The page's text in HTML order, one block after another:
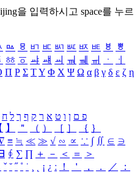
을 입력하시고 space를 누르
ㅰ ㅱ ㅲ ㅳ ㅴ ㅵ ㅶ ㅷ ㅸ
ㅹ
ㆅ ㆆ ㆇ ㆈ ㆉ ㆊ ㆋ ㆌ ㆍ
ㆎ
Π Ρ Σ ΤΥ Φ Χ Ψ Ω α β γ δ ε ζ η
פ ם ן ו ט א ר ק ף ך ל ח
】 ＂ （ ） ［ ］ ｛ ｝
≡ ≒ ≪ ≫ √ ∽ ∝ ∵ ∫ ∬ ∈ ∋
∮ ∑ ∏ ＋ － ＜ ＝
＞
ˇ ˘ ˝ ˚ ˙ ¸ ¡ ¿ ː ！ ＇ ， ． ／
：